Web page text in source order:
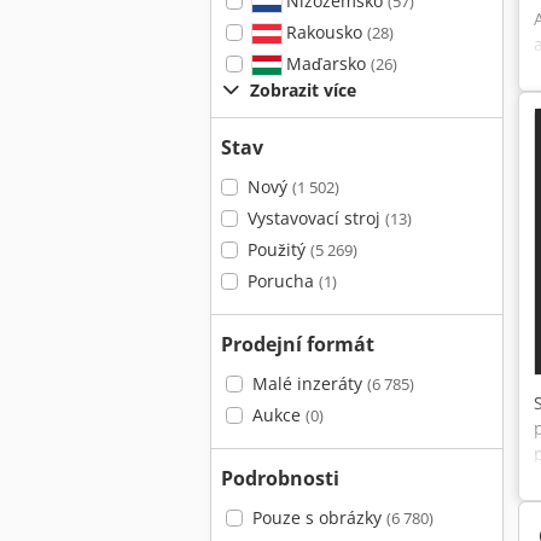
Rakousko (28)
Maďarsko (26)
Zobrazit více
Stav
Nový (1 502)
Vystavovací stroj (13)
Použitý (5 269)
Porucha (1)
Prodejní formát
Malé inzeráty (6 785)
Aukce (0)
Podrobnosti
Pouze s obrázky (6 780)